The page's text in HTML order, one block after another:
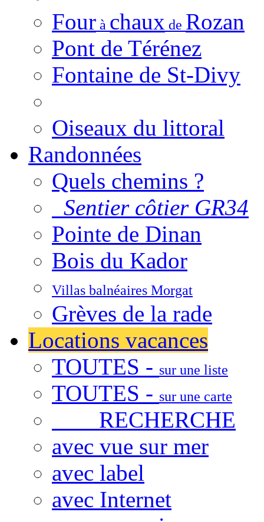
Four à chaux de Rozan
Pont de Térénez
Fontaine de St-Divy
Oiseaux du littoral
Randonnées
Quels chemins ?
Sentier côtier GR34
Pointe de Dinan
Bois du Kador
Villas balnéaires Morgat
Grèves de la rade
Locations vacances
TOUTES - sur une liste
TOUTES - sur une carte
RECHERCHE
avec vue sur mer
avec label
avec Internet